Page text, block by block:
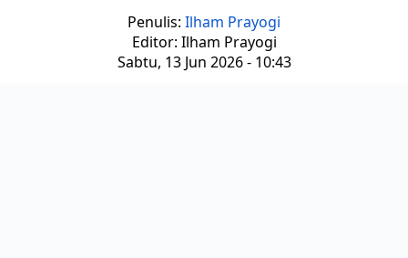
Penulis: Ilham Prayogi
Editor: Ilham Prayogi
Sabtu, 13 Jun 2026 - 10:43